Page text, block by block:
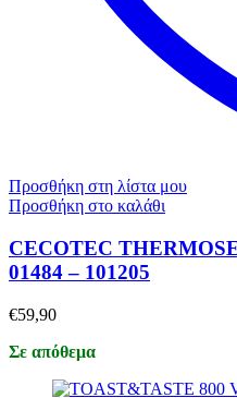
Προσθήκη στη λίστα μου
Προσθήκη στο καλάθι
CECOTEC
01484 – 101205
€59,90
Σε απόθεμα